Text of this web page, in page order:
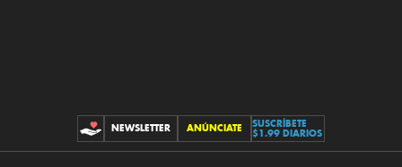
CONTRIBUCIONES
NEWSLETTER ANÚNCIATE
SUSCRÍBETE
$1.99 DIARIOS